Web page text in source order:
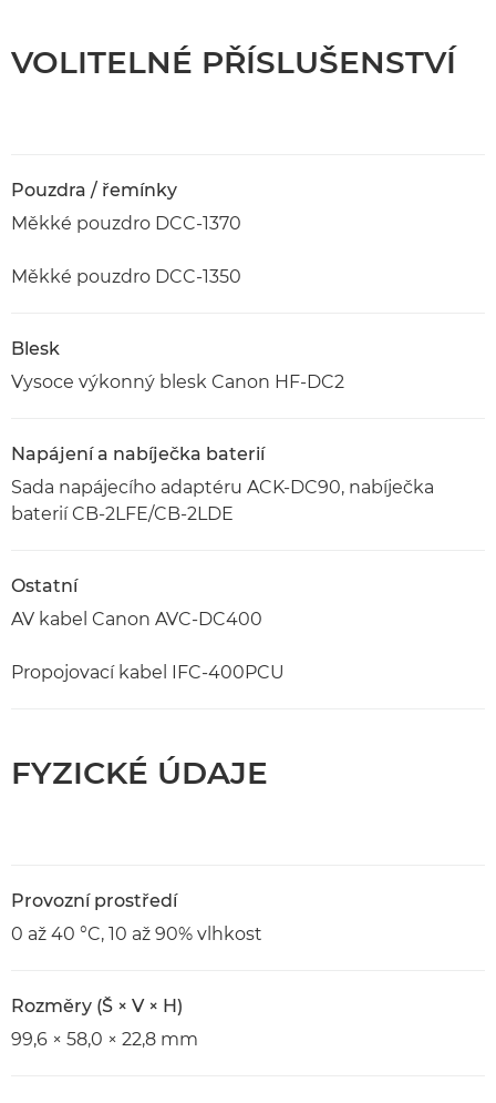
VOLITELNÉ PŘÍSLUŠENSTVÍ
Pouzdra / řemínky
Měkké pouzdro DCC-1370
Měkké pouzdro DCC-1350
Blesk
Vysoce výkonný blesk Canon HF-DC2
Napájení a nabíječka baterií
Sada napájecího adaptéru ACK-DC90, nabíječka
baterií CB-2LFE/CB-2LDE
Ostatní
AV kabel Canon AVC-DC400
Propojovací kabel IFC-400PCU
FYZICKÉ ÚDAJE
Provozní prostředí
0 až 40 °C, 10 až 90% vlhkost
Rozměry (Š × V × H)
99,6 × 58,0 × 22,8 mm